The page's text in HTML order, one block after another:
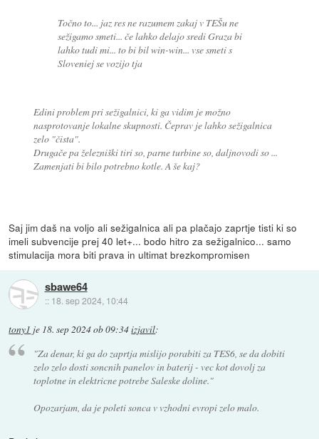
Točno to... jaz res ne razumem zakaj v TEŠu ne
sežigamo smeti... če lahko delajo sredi Graza bi
lahko tudi mi... to bi bil win-win... vse smeti s
Sloveniej se vozijo tja
Edini problem pri sežigalnici, ki ga vidim je možno
nasprotovanje lokalne skupnosti. Čeprav je lahko sežigalnica
zelo "čista".
Drugače pa železniški tiri so, parne turbine so, daljnovodi so ...
Zamenjati bi bilo potrebno kotle. A še kaj?
Saj jim daš na voljo ali sežigalnica ali pa plačajo zaprtje tisti ki so
imeli subvencije prej 40 let+... bodo hitro za sežigalnico... samo
stimulacija mora biti prava in ultimat brezkompromisen
sbawe64
:: 18. sep 2024, 10:44
tony1 je 18. sep 2024 ob 09:34izjavil:
"Za denar, ki ga do zaprtja mislijo porabiti za TES6, se da dobiti
zelo zelo dosti soncnih panelov in baterij - vec kot dovolj za
toplotne in elektricne potrebe Saleske doline."
Opozarjam, da je poleti sonca v vzhodni evropi zelo malo.